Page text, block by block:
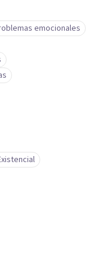
emocionales